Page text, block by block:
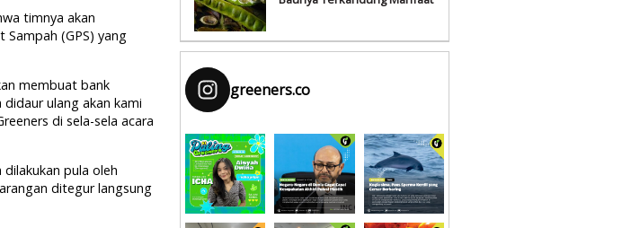
timnya akan
Sampah (GPS) yang
membuat bank
ulang akan kami
di sela-sela acara
pula oleh
ditegur langsung
greeners.co